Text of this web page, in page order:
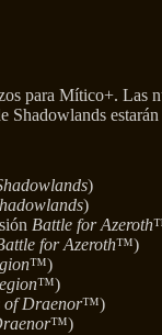
para Mítico+. Las
Shadowlands estarán
)
)
Battle for Azeroth
for Azeroth™)
™)
™)
of Draenor™)
™)